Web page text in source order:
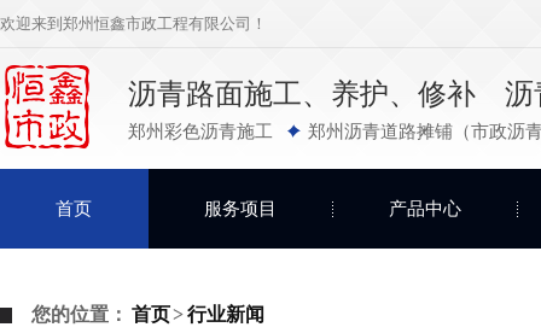
欢迎来到郑州恒鑫市政工程有限公司！
沥青路面施工、养护、修补 沥
郑州彩色沥青施工 郑州沥青道路摊铺（市政沥
首页 服务项目 产品中心
您的位置： 首页>行业新闻